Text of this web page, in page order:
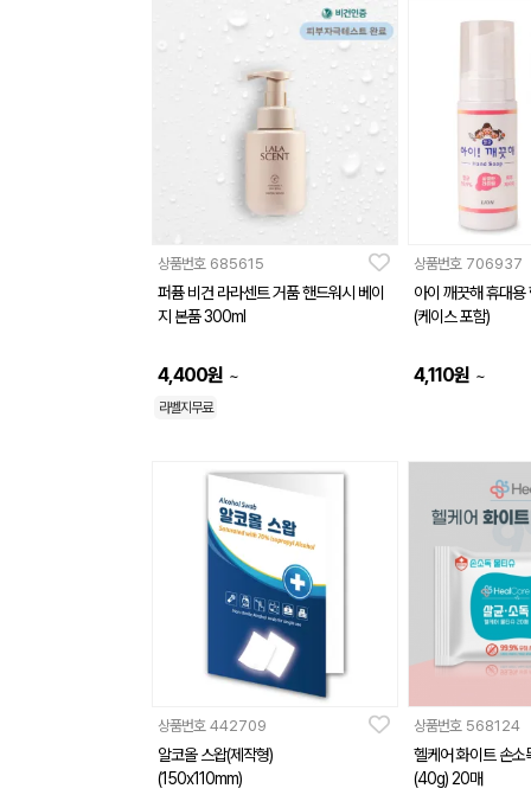
상품번호 685615
퍼퓸 비건 라라센트 거품 핸드워시 베이
지 본품 300ml
4,400원 ~
라벨지무료
상품번호 706937
아이 깨끗해 휴대
(케이스 포함)
4,110원 ~
상품번호 442709
알코올 스왑(제작형)
(150x110mm)
상품번호 568124
헬케어 화이트 손소
(40g) 20매